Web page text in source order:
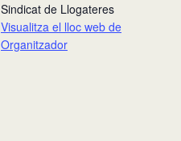
Sindicat de Llogateres
Visualitza el lloc web de
Organitzador